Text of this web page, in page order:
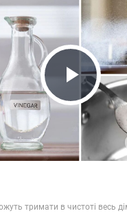
Play